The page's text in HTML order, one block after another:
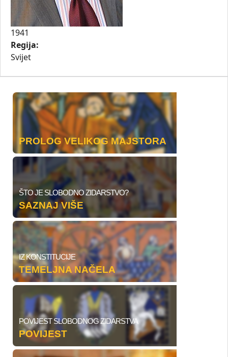
1941
Regija:
Svijet
PROLOG VELIKOG MAJSTORA
ŠTO JE SLOBODNO ZIDARSTVO?
SAZNAJ VIŠE
IZ KONSTITUCIJE
TEMELJNA NAČELA
POVIJEST SLOBODNOG ZIDARSTVA
POVIJEST